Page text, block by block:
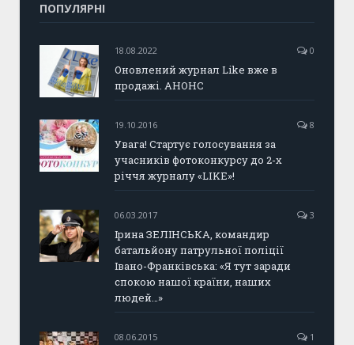
ПОПУЛЯРНІ
18.08.2022 0
Оновлений журнал Like вже в
продажі. АНОНС
19.10.2016 8
Увага! Стартує голосування за
учасників фотоконкурсу до 2-х
річчя журналу «LIKE»!
06.03.2017 3
Ірина ЗЕЛІНСЬКА, командир
батальйону патрульної поліції
Івано-Франківська: «Я тут заради
спокою нашої країни, наших
людей…»
08.06.2015 1